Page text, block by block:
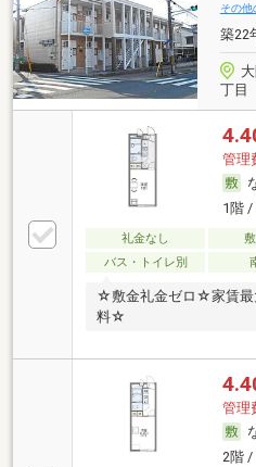
その他
築22
丁目
管理
1階 /
礼金なし
バス・トイレ別
☆敷金礼金ゼロ☆家賃最
料☆
管理
2階 /